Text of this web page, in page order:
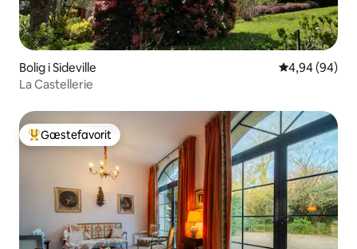
Bolig i Sideville 4,94 ud af 5 i
4,94 (94)
La Castellerie
Bedste gæstefavorit
Gæstefavorit